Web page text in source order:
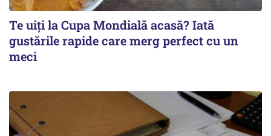
Te uiți la Cupa Mondială acasă? Iată
gustările rapide care merg perfect cu un
meci